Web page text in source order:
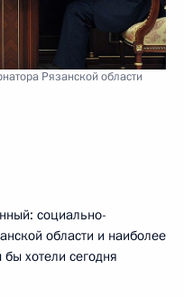
Рязанской области
социально-
области и наиболее
хотели сегодня